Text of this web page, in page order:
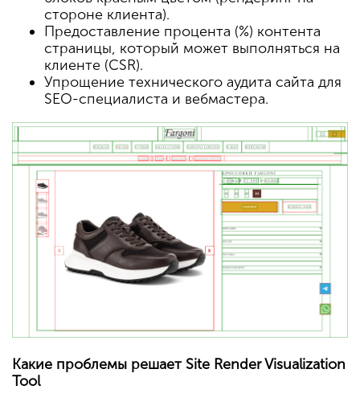
стороне клиента).
Предоставление процента (%) контента
страницы, который может выполняться на
клиенте (CSR).
Упрощение технического аудита сайта для
SEO-специалиста и вебмастера.
Какие проблемы решает Site Render Visualization
Tool